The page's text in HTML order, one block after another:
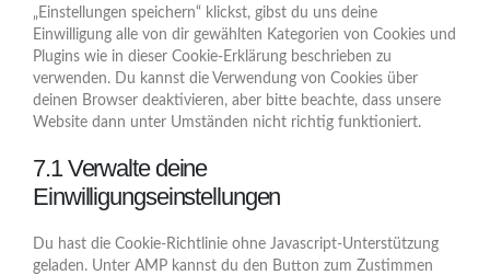
„Einstellungen speichern“ klickst, gibst du uns deine
Einwilligung alle von dir gewählten Kategorien von Cookies und
Plugins wie in dieser Cookie-Erklärung beschrieben zu
verwenden. Du kannst die Verwendung von Cookies über
deinen Browser deaktivieren, aber bitte beachte, dass unsere
Website dann unter Umständen nicht richtig funktioniert.
7.1 Verwalte deine
Einwilligungseinstellungen
Du hast die Cookie-Richtlinie ohne Javascript-Unterstützung
geladen. Unter AMP kannst du den Button zum Zustimmen